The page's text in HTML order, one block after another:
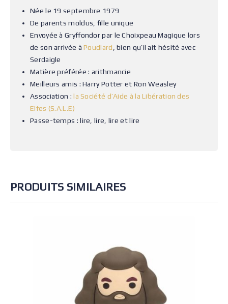
Née le 19 septembre 1979
De parents moldus, fille unique
Envoyée à Gryffondor par le Choixpeau Magique lors
de son arrivée àPoudlard , bien qu’il ait hésité avec
Serdaigle
Matière préférée : arithmancie
Meilleurs amis : Harry Potter et Ron Weasley
Association : la Société d’Aide à la Libération des
Elfes (S.A.L.E)
Passe-temps : lire, lire, lire et lire
PRODUITS SIMILAIRES